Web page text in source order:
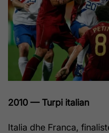
2010 — Turpi italian
Italia dhe Franca,